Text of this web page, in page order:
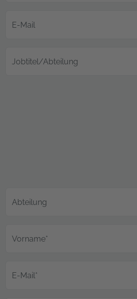
E-Mail
Jobtitel/Abteilung
Abteilung
Vorname*
E-Mail*